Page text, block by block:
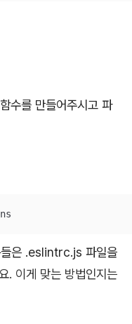
수를 만들어주시고 파
들은 .eslintrc.js 파일을
. 이게 맞는 방법인지는